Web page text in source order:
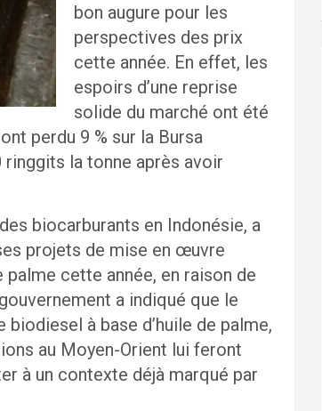
bon augure pour les
perspectives des prix
cette année. En effet, les
espoirs d’une reprise
solide du marché ont été
perdu 9 % sur la Bursa
ringgits la tonne après avoir
biocarburants en Indonésie, a
projets de mise en œuvre
cette année, en raison de
a indiqué que le
à base d’huile de palme,
au Moyen-Orient lui feront
à un contexte déjà marqué par